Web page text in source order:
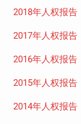
2018年人权报告
2017年人权报告
2016年人权报告
2015年人权报告
2014年人权报告